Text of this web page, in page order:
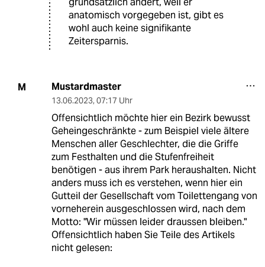
anatomisch vorgegeben ist, gibt es
wohl auch keine signifikante
Zeitersparnis.
M Mustardmaster
13.06.2023, 07:17 Uhr
Offensichtlich möchte hier ein Bezirk bewusst
Geheingeschränkte - zum Beispiel viele ältere
Menschen aller Geschlechter, die die Griffe
zum Festhalten und die Stufenfreiheit
benötigen - aus ihrem Park heraushalten. Nicht
anders muss ich es verstehen, wenn hier ein
Gutteil der Gesellschaft vom Toilettengang von
vorneherein ausgeschlossen wird, nach dem
Motto: "Wir müssen leider draussen bleiben."
Offensichtlich haben Sie Teile des Artikels
nicht gelesen: